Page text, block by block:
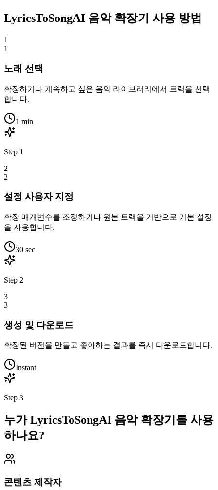
LyricsToSongAI 음악 확장기 사용 방법
1
1
노래 선택
확장하거나 계속하고 싶은 음악 라이브러리에서 트랙을 선택
합니다.
1 min
Step 1
2
2
설정 사용자 지정
확장 매개변수를 조정하거나 원본 트랙을 기반으로 기본 설정
을 사용합니다.
30 sec
Step 2
3
3
생성 및 다운로드
확장된 버전을 만들고 좋아하는 결과를 즉시 다운로드합니다.
Instant
Step 3
누가 LyricsToSongAI 음악 확장기를 사용
하나요?
콘텐츠 제작자